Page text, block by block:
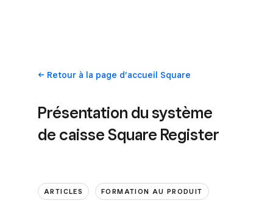
Retourà la page d’accueil Square
Présentation du système
de caisse Square Register
ARTICLES FORMATION AU PRODUIT